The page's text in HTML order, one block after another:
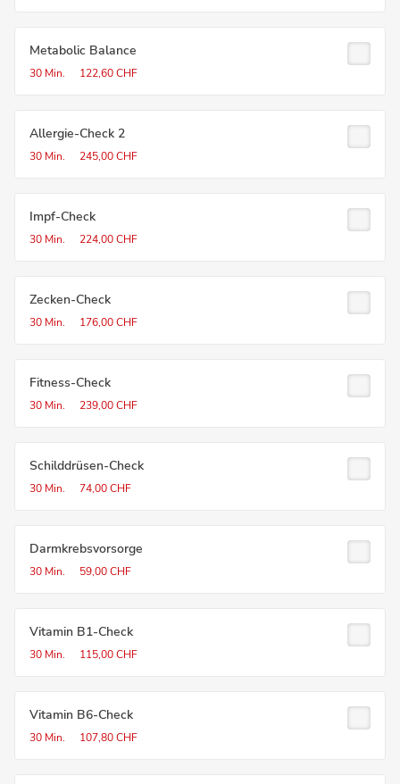
Metabolic Balance
30 Min. 122,60 CHF
Allergie-Check 2
30 Min. 245,00 CHF
Impf-Check
30 Min. 224,00 CHF
Zecken-Check
30 Min. 176,00 CHF
Fitness-Check
30 Min. 239,00 CHF
Schilddrüsen-Check
30 Min. 74,00 CHF
Darmkrebsvorsorge
30 Min. 59,00 CHF
Vitamin B1-Check
30 Min. 115,00 CHF
Vitamin B6-Check
30 Min. 107,80 CHF